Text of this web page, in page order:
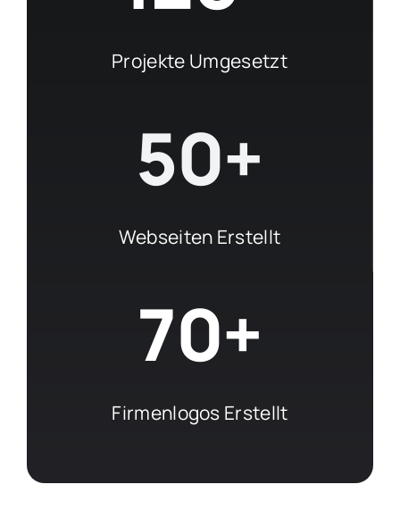
Projekte Umgesetzt
50+
Webseiten Erstellt
70+
Firmenlogos Erstellt